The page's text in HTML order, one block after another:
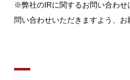
※弊社のIRに関するお問い合わせ
問い合わせいただきますよう、お